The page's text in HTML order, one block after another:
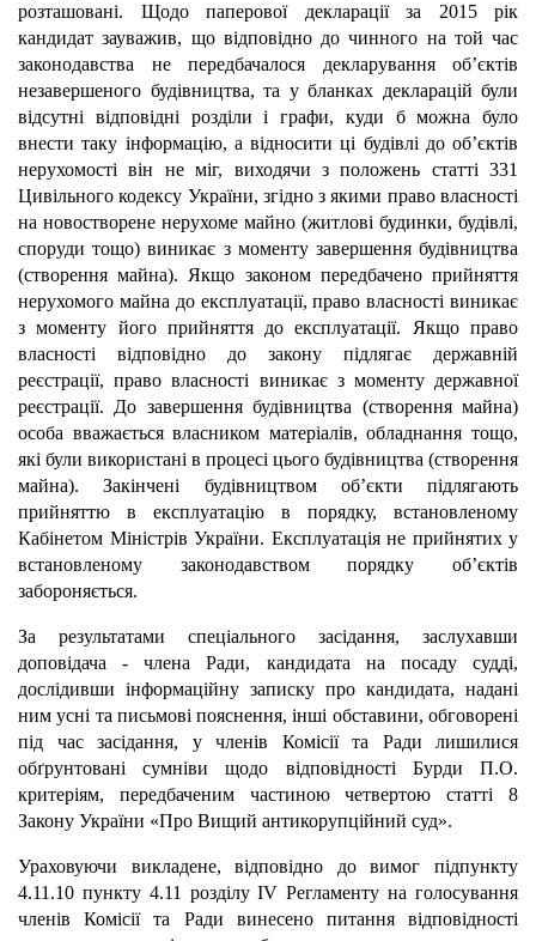
розташовані. Щодо паперової декларації за 2015 рік
кандидат зауважив, що відповідно до чинного на той час
законодавства не передбачалося декларування об’єктів
незавершеного будівництва, та у бланках декларацій були
відсутні відповідні розділи і графи, куди б можна було
внести таку інформацію, а відносити ці будівлі до об’єктів
нерухомості він не міг, виходячи з положень статті 331
Цивільного кодексу України, згідно з якими право власності
на новостворене нерухоме майно (житлові будинки, будівлі,
споруди тощо) виникає з моменту завершення будівництва
(створення майна). Якщо законом передбачено прийняття
нерухомого майна до експлуатації, право власності виникає
з моменту його прийняття до експлуатації. Якщо право
власності відповідно до закону підлягає державній
реєстрації, право власності виникає з моменту державної
реєстрації. До завершення будівництва (створення майна)
особа вважається власником матеріалів, обладнання тощо,
які були використані в процесі цього будівництва (створення
майна). Закінчені будівництвом об’єкти підлягають
прийняттю в експлуатацію в порядку, встановленому
Кабінетом Міністрів України. Експлуатація не прийнятих у
встановленому законодавством порядку об’єктів
забороняється.
За результатами спеціального засідання, заслухавши
доповідача - члена Ради, кандидата на посаду судді,
дослідивши інформаційну записку про кандидата, надані
ним усні та письмові пояснення, інші обставини, обговорені
під час засідання, у членів Комісії та Ради лишилися
обґрунтовані сумніви щодо відповідності Бурди П.О.
критеріям, передбаченим частиною четвертою статті 8
Закону України «Про Вищий антикорупційний суд».
Ураховуючи викладене, відповідно до вимог підпункту
4.11.10 пункту 4.11 розділу IV Регламенту на голосування
членів Комісії та Ради винесено питання відповідності